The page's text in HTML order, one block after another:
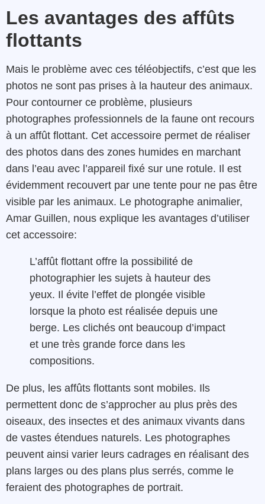
Les avantages des affûts
flottants
Mais le problème avec ces téléobjectifs, c’est que les
photos ne sont pas prises à la hauteur des animaux.
Pour contourner ce problème, plusieurs
photographes professionnels de la faune ont recours
à un affût flottant. Cet accessoire permet de réaliser
des photos dans des zones humides en marchant
dans l’eau avec l’appareil fixé sur une rotule. Il est
évidemment recouvert par une tente pour ne pas être
visible par les animaux. Le photographe animalier,
Amar Guillen, nous explique les avantages d’utiliser
cet accessoire:
L’affût flottant offre la possibilité de
photographier les sujets à hauteur des
yeux. Il évite l’effet de plongée visible
lorsque la photo est réalisée depuis une
berge. Les clichés ont beaucoup d’impact
et une très grande force dans les
compositions.
De plus, les affûts flottants sont mobiles. Ils
permettent donc de s’approcher au plus près des
oiseaux, des insectes et des animaux vivants dans
de vastes étendues naturels. Les photographes
peuvent ainsi varier leurs cadrages en réalisant des
plans larges ou des plans plus serrés, comme le
feraient des photographes de portrait.